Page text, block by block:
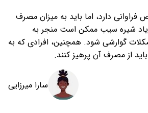
دارد، اما باید به میزان مصرف
شیره سیب ممکن است منجر به
گوارشی شود. همچنین، افرادی که به
از مصرف آن پرهیز کنند.
سارا میرزایی